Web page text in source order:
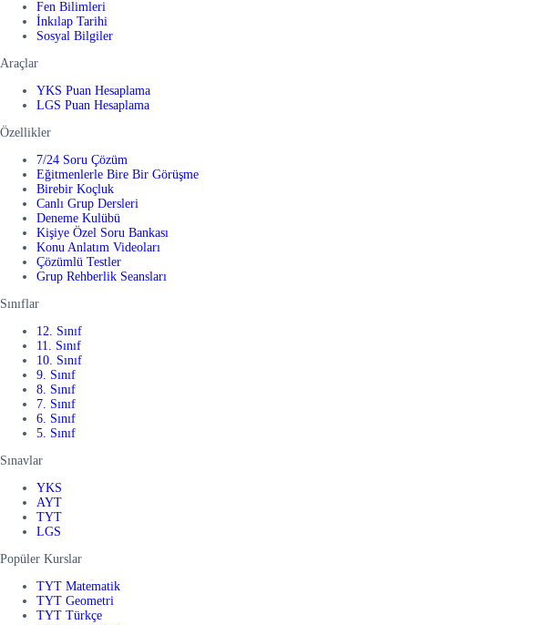
Fen Bilimleri
İnkılap Tarihi
Sosyal Bilgiler
Araçlar
YKS Puan Hesaplama
LGS Puan Hesaplama
Özellikler
7/24 Soru Çözüm
Eğitmenlerle Bire Bir Görüşme
Birebir Koçluk
Canlı Grup Dersleri
Deneme Kulübü
Kişiye Özel Soru Bankası
Konu Anlatım Videoları
Çözümlü Testler
Grup Rehberlik Seansları
Sınıflar
12. Sınıf
11. Sınıf
10. Sınıf
9. Sınıf
8. Sınıf
7. Sınıf
6. Sınıf
5. Sınıf
Sınavlar
YKS
AYT
TYT
LGS
Popüler Kurslar
TYT Matematik
TYT Geometri
TYT Türkçe